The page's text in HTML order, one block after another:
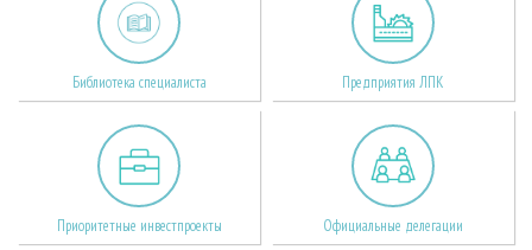
Библиотека специалиста Предприятия ЛПК
Приоритетные инвестпроекты Официальные делегации